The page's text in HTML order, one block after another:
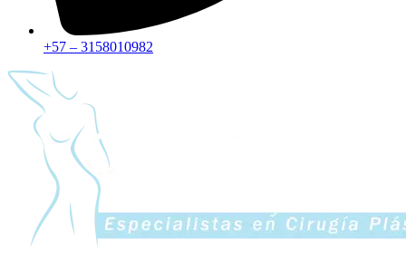
+57 – 3158010982